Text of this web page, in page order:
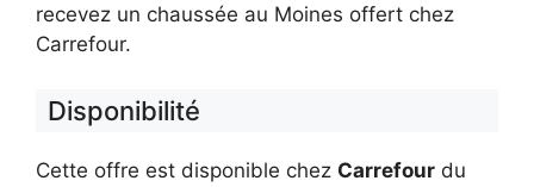
recevez un chaussée au Moines offert chez
Carrefour.
Disponibilité
Cette offre est disponible chez Carrefour du